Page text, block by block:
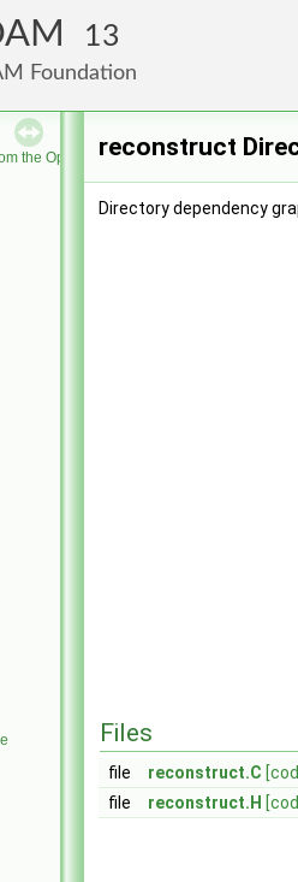
13
Foundation
the OpenFOAM Foundation
reconstruct
Directory dependency
Files
file reconstruct.C
file
reconstruct.H